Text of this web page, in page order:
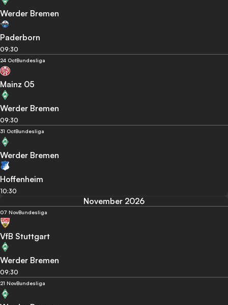
Werder Bremen
Paderborn
09:30
24 OctBundesliga
Mainz 05
Werder Bremen
09:30
31 OctBundesliga
Werder Bremen
Hoffenheim
10:30
November 2026
07 NovBundesliga
VfB Stuttgart
Werder Bremen
09:30
21 NovBundesliga